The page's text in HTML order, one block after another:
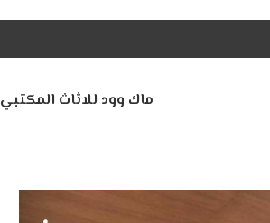
ماك وود للاثاث المكتبي